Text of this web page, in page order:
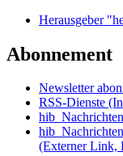
Herausgeber
Abonnement
Newsletter
RSS-Dienste
(Externer Link,